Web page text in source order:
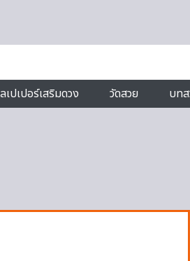
เปเปอร์เสริมดวง วัดสวย บท